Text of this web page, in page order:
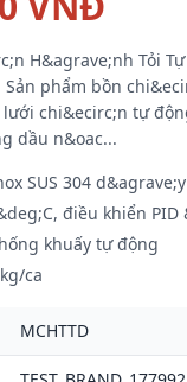
H&agrave;nh Tỏi
phẩm bồn
chi&ecirc;n tự
dầu n&oac...
SUS 304
điều khiển
khuấy tự động
ca
MCHTTD